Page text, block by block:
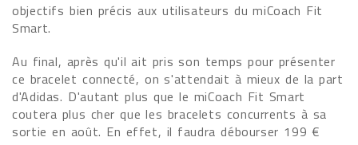
objectifs bien précis aux utilisateurs du miCoach Fit
Smart.
Au final, après qu'il ait pris son temps pour présenter
ce bracelet connecté, on s'attendait à mieux de la part
d'Adidas. D'autant plus que le miCoach Fit Smart
coutera plus cher que les bracelets concurrents à sa
sortie en août. En effet, il faudra débourser 199 €